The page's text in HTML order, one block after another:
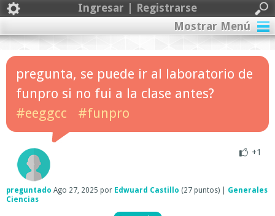
Ingresar | Registrarse
Mostrar Menú
pregunta, se puede ir al laboratorio de
funpro si no fui a la clase antes?
#eeggcc
#funpro
+1
preguntado Ago 27, 2025 por Edwuard Castillo (27 puntos)
Generales
Ciencias